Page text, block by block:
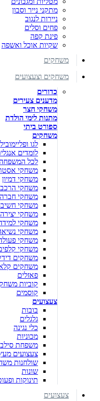
מתקני נייר וסבון
ניירות לנגוב
פחים וסלים
פינת קפה
שקיות אוכל ואשפה
משחקים
משחקים וצעצועים
כדורים
מדענים צעירים
משחקי חצר
מתנות לימי הולדת
ספורט ביתי
משחקים
לגו ופליימוביל
לומדים
לכל
משחקי
משחקי דמיון
משחקי
משחקי חברה
משחקי
משחקי יצירה
משחקי
משחקי
משחקי
משחקי
משחקים
משחקים
פאזלים
קוביות משחק
קוסמים
צעצועים
בובות
גלגלים
כלי נגינה
מכוניות
משפחת
צעצועים
שולחנות
שונות
תינוקות
צעצועים